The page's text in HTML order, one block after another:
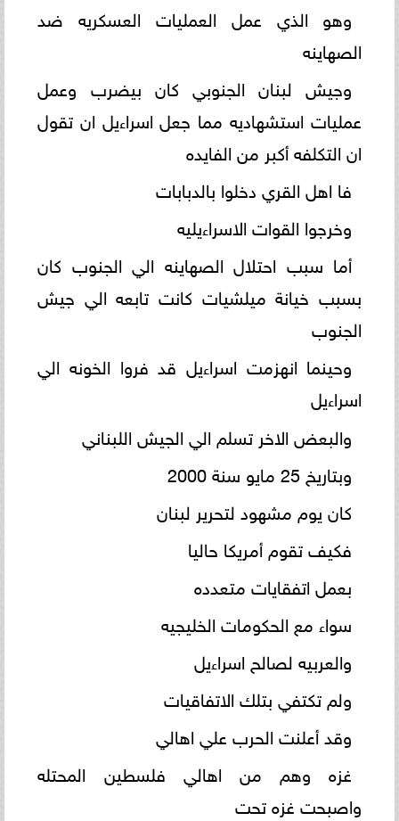
وهو الذي عمل العمليات العسكريه ضد
الصهاينه
وجيش لبنان الجنوبي كان بيضرب وعمل
عمليات استشهاديه مما جعل اسراءيل ان تقول
ان التكلفه أكبر من الفايده
فا اهل القري دخلوا بالدبابات
وخرجوا القوات الاسراءيليه
أما سبب احتلال الصهاينه الي الجنوب كان
بسبب خيانة ميلشيات كانت تابعه الي جيش
الجنوب
وحينما انهزمت اسراءيل قد فروا الخونه الي
اسراءيل
والبعض الاخر تسلم الي الجيش اللبناني
وبتاريخ 25 مايو سنة 2000
كان يوم مشهود لتحرير لبنان
فكيف تقوم أمريكا حاليا
بعمل اتفقايات متعدده
سواء مع الحكومات الخليجيه
والعربيه لصالح اسراءيل
ولم تكتفي بتلك الاتفاقيات
وقد أعلنت الحرب علي اهالي
غزه وهم من اهالي فلسطين المحتله
واصبحت غزه تحت